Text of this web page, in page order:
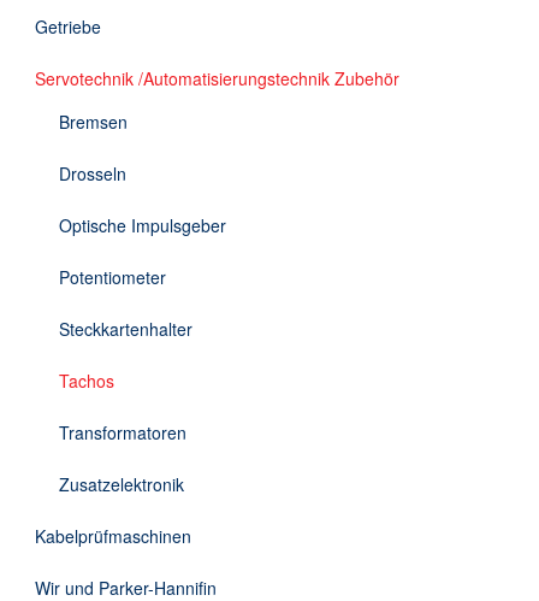
Getriebe
Servotechnik /Automatisierungstechnik Zubehör
Bremsen
Drosseln
Optische Impulsgeber
Potentiometer
Steckkartenhalter
Tachos
Transformatoren
Zusatzelektronik
Kabelprüfmaschinen
Wir und Parker-Hannifin